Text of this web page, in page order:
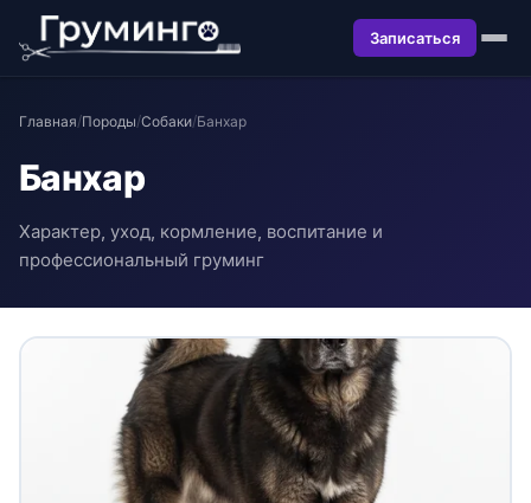
Записаться
Главная/Породы/Собаки/Банхар
Банхар
Характер, уход, кормление, воспитание и
профессиональный груминг